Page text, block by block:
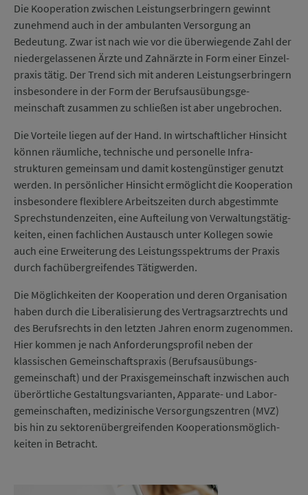
Die Kooperation zwischen Leistungs­erbringern gewinnt
zunehmend auch in der ambulanten Ver­sorgung an
Bedeutung. Zwar ist nach wie vor die über­wiegende Zahl der
nieder­gelassenen Ärzte und Zahn­ärzte in Form einer Einzel­
praxis tätig. Der Trend sich mit anderen Leistungs­erbringern
ins­besondere in der Form der Berufs­aus­übungs­ge­
meinschaft zusammen zu schließen ist aber un­ge­brochen.
Die Vorteile liegen auf der Hand. In wirtschaft­licher Hinsicht
können räum­liche, tech­nische und perso­nelle Infra­
strukturen gemein­sam und damit kosten­günstiger genutzt
werden. In persön­licher Hin­sicht ermöglicht die Kooperation
ins­besondere flexiblere Arbeits­zeiten durch abge­stimmte
Sprech­stunden­zeiten, eine Auf­teilung von Verwaltungs­tätig­
keiten, einen fachl­ichen Aus­tausch unter Kollegen sowie
auch eine Erweiterung des Leistungs­spektrums der Praxis
durch fach­über­greifendes Tätig­werden.
Die Möglich­keiten der Kooperation und deren Organisation
haben durch die Liberalisierung des Vertrags­arzt­rechts und
des Berufs­rechts in den letzten Jahren enorm zuge­nommen.
Hier kommen je nach Anforderungs­profil neben der
klassischen Gemein­schafts­praxis (Berufs­ausübungs­
gemeinschaft) und der Praxis­gemein­schaft inzwischen auch
über­örtliche Gestaltungs­varianten, Apparate- und Labor­
gemein­schaften, medizinische Ver­sorgungs­zentren (MVZ)
bis hin zu sektoren­über­greifenden Kooperations­möglich­
keiten in Betracht.